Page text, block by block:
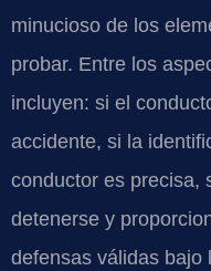
minucioso de los
probar. Entre los
incluyen: si el
accidente, si la
conductor es precisa,
detenerse y
defensas válidas bajo